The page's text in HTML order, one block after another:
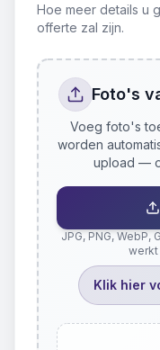
Hoe meer details u
offerte zal zijn.
Foto's
Voeg foto's
worden
upload —
JPG, PNG, WebP,
werkt
Klik hier